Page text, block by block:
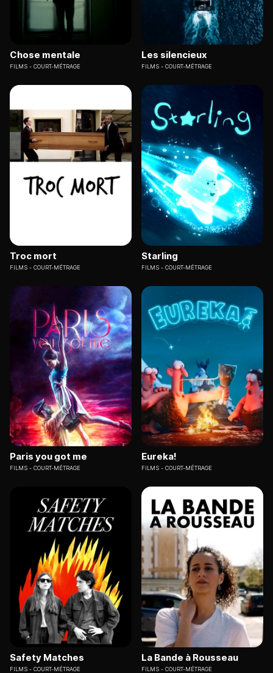
Chose mentale
FILMS COURT-MÉTRAGE
Les silencieux
FILMS COURT-MÉTRAGE
Troc mort
FILMS COURT-MÉTRAGE
Starling
FILMS COURT-MÉTRAGE
Paris you got me
FILMS COURT-MÉTRAGE
Eureka!
FILMS COURT-MÉTRAGE
Safety Matches
FILMS COURT-MÉTRAGE
La Bande à Rousseau
FILMS COURT-MÉTRAGE